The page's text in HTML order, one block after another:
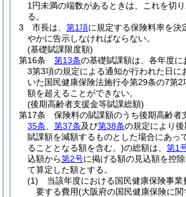
1円未満の端数があるときは、これを切
る。
3
市長は、 第1項に規定する保険料率を決
やかに告示しなければならない。
(基礎賦課限度額)
第16条
第13条の基礎賦課額は、各年度
3第3項の規定による通知が行われた日に
いた国民健康保険法施行令第29条の7第2
額を超えることができない。
(後期高齢者支援金等賦課総額)
第17条
保険料の賦課額のうち後期高齢者
35条
第37条及び第38条の規定により
賦課額を減額するものとした場合にあっ
ることとなる額を含む。)の総額は、 第1
込額から第2号に掲げる額の見込額を控
て算定した額とする。
(1)
当該年度における国民健康保険事業
要する費用(大阪府の国民健康保険に